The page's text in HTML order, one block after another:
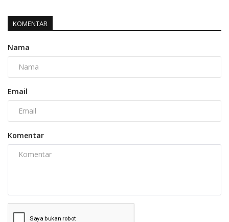
KOMENTAR
Nama
Email
Komentar